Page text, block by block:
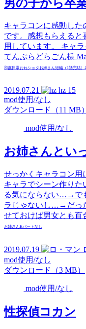
男の子から卒
キャラコンに感動した
です。感想もらえると
用しています。 キャ
てんぷらどらごん様
和姦 日常おねショタお姉さん短編（1話完結）
2019.07.21 hz 15
mod使用/なし
ダウンロード（11 MB）
mod使用/なし
お姉さんとい
せっかくキャラコン用
キャラでシーン作り
る気にならない…→で
ラじゃないし…→だっ
せておけば男女とも百
お姉さん Hパートなし
2019.07.19
mod使用/なし
ダウンロード（3 MB）
mod使用/なし
性探偵コカン